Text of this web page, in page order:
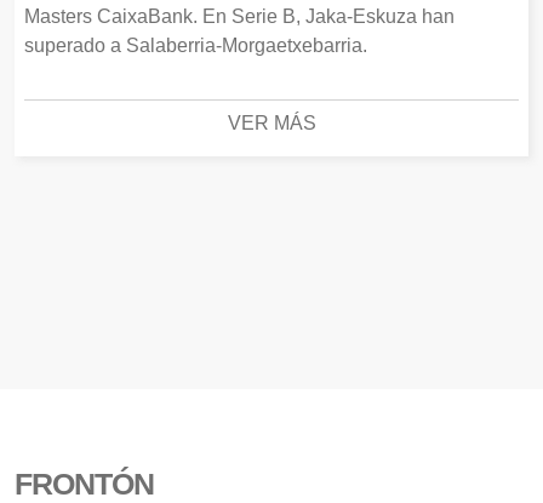
Masters CaixaBank. En Serie B, Jaka-Eskuza han
superado a Salaberria-Morgaetxebarria.
VER MÁS
FRONTÓN